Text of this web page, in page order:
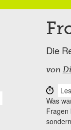
Die
von
Was
Fragen